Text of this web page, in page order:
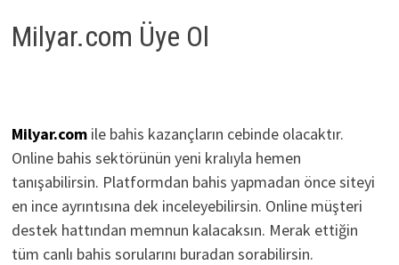
Milyar.com Üye Ol
Milyar.comile bahis kazançların cebinde olacaktır.
Online bahis sektörünün yeni kralıyla hemen
tanışabilirsin. Platformdan bahis yapmadan önce siteyi
en ince ayrıntısına dek inceleyebilirsin. Online müşteri
destek hattından memnun kalacaksın. Merak ettiğin
tüm canlı bahis sorularını buradan sorabilirsin.